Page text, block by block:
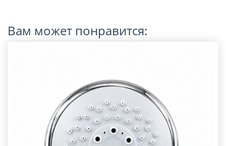
Вам может понравится: